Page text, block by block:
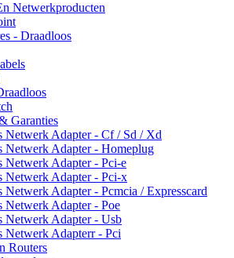
Netwerkproducten
- Draadloos
Garanties
Netwerk Adapter - Cf / Sd / Xd
Netwerk Adapter - Homeplug
Netwerk Adapter - Pci-e
Netwerk Adapter - Pci-x
Netwerk Adapter - Pcmcia / Expresscard
Netwerk Adapter - Poe
Netwerk Adapter - Usb
Netwerk Adapterr - Pci
Routers